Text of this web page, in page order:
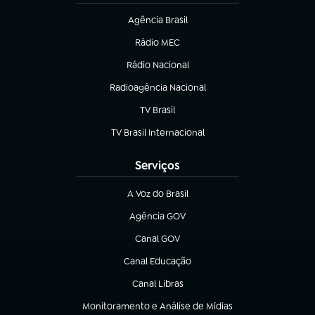
Agência Brasil
(abre em nova aba)
Rádio MEC
(abre em nova aba)
Rádio Nacional
Radioagência Nacional
(abre em nova aba)
TV Brasil
(abre em nova aba)
TV Brasil Internacional
(abre em nova aba)
Serviços
A Voz do Brasil
(abre em nova aba)
Agência GOV
(abre em nova aba)
Canal GOV
(abre em nova aba)
Canal Educação
(abre em nova aba)
Canal Libras
(abre em nova aba)
Monitoramento e Análise de Mídias
(abre em nova aba)